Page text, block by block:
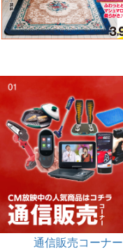
通信販売コーナー